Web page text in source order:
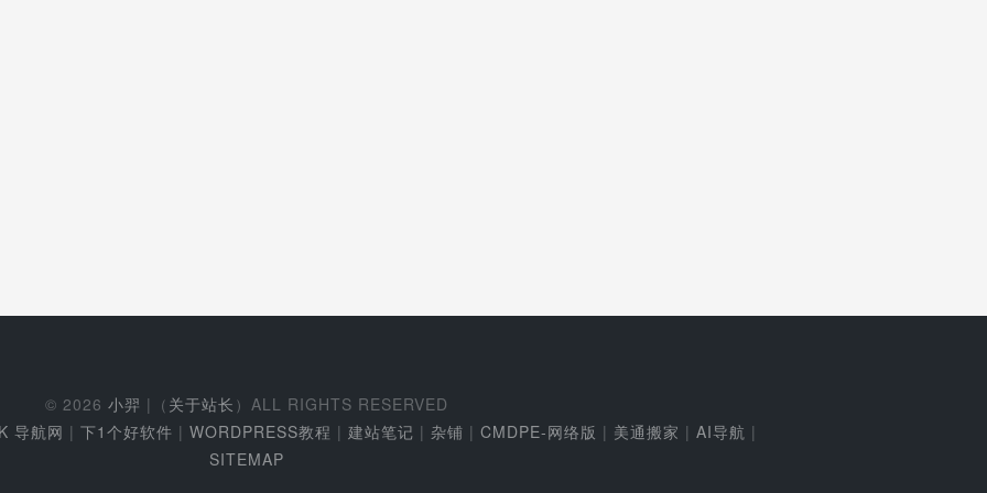
© 2026 小羿 |（ 关于站长 ）ALL RIGHTS RESERVED
导航网 | 下1个好软件 | WORDPRESS教程 | 建站笔记 | 杂铺 | CMDPE-网络版 | 美通搬家 | AI导航 |
SITEMAP